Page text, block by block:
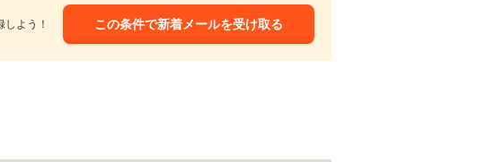
よう！ この条件で新着メールを受け取る